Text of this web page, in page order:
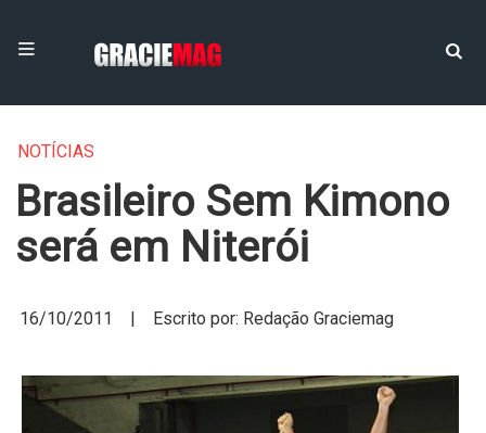
NOTÍCIAS
Brasileiro Sem Kimono
será em Niterói
16/10/2011 | Escrito por: Redação Graciemag